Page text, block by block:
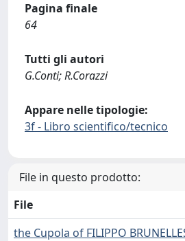
Pagina finale
64
Tutti gli autori
G.Conti; R.Corazzi
Appare nelle tipologie:
3f - Libro scientifico/tecnico
File in questo prodotto:
File
the Cupola of FILIPPO